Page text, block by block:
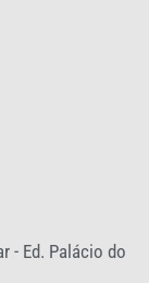
- Ed. Palácio do